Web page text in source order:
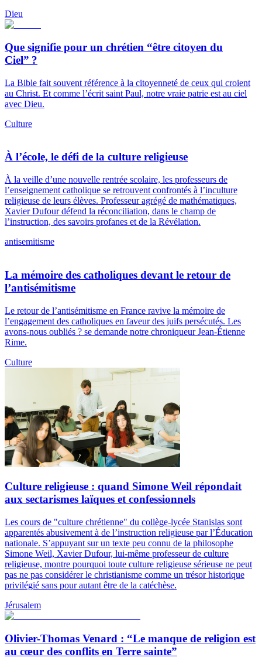
Dieu
Que signifie pour un chrétien “être citoyen du
Ciel” ?
La Bible fait souvent référence à la citoyenneté de ceux qui croient
au Christ. Et comme l’écrit saint Paul, notre vraie patrie est au ciel
avec Dieu.
Culture
À l’école, le défi de la culture religieuse
À la veille d’une nouvelle rentrée scolaire, les professeurs de
l’enseignement catholique se retrouvent confrontés à l’inculture
religieuse de leurs élèves. Professeur agrégé de mathématiques,
Xavier Dufour défend la réconciliation, dans le champ de
l’instruction, des savoirs profanes et de la Révélation.
antisemitisme
La mémoire des catholiques devant le retour de
l’antisémitisme
Le retour de l’antisémitisme en France ravive la mémoire de
l’engagement des catholiques en faveur des juifs persécutés. Les
avons-nous oubliés ? se demande notre chroniqueur Jean-Étienne
Rime.
Culture
Culture religieuse : quand Simone Weil répondait
aux sectarismes laïques et confessionnels
Les cours de "culture chrétienne" du collège-lycée Stanislas sont
apparentés abusivement à de l’instruction religieuse par l’Éducation
nationale. S’appuyant sur un texte peu connu de la philosophe
Simone Weil, Xavier Dufour, lui-même professeur de culture
religieuse, montre pourquoi toute culture religieuse sérieuse ne peut
pas ne pas considérer le christianisme comme un trésor historique
privilégié sans pour autant être de la catéchèse.
Jérusalem
Olivier-Thomas Venard : “Le manque de religion est
au cœur des conflits en Terre sainte”